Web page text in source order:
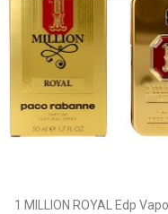
Vista rápida
1 MILLION ROYAL Edp